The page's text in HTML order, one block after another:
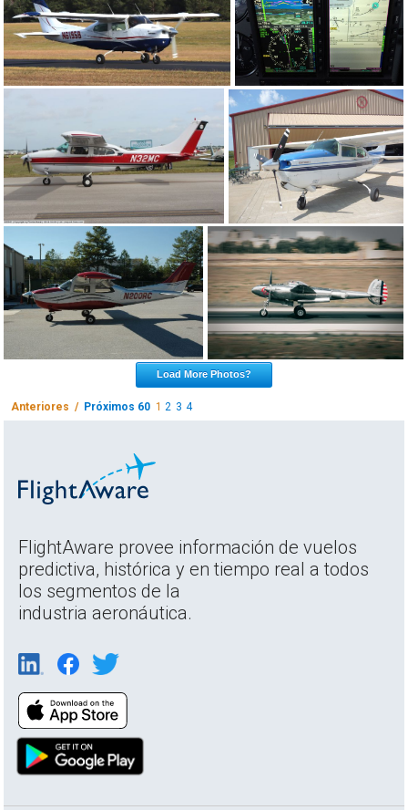
Load More Photos?
Anteriores / Próximos 60 1 2 3 4
FlightAware provee información de vuelos
predictiva, histórica y en tiempo real a todos
los segmentos de la
industria aeronáutica.